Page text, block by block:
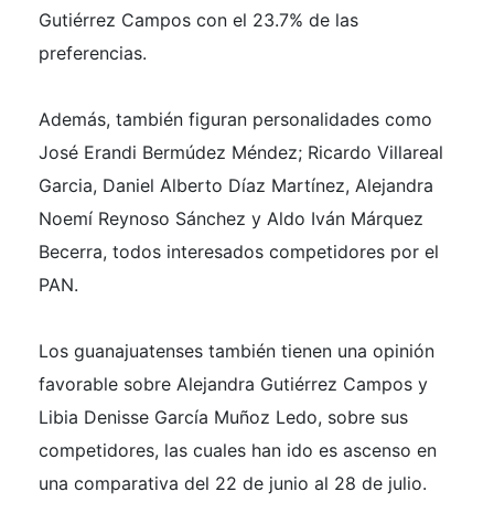
Gutiérrez Campos con el 23.7% de las
preferencias.
Además, también figuran personalidades como
José Erandi Bermúdez Méndez; Ricardo Villareal
Garcia, Daniel Alberto Díaz Martínez, Alejandra
Noemí Reynoso Sánchez y Aldo Iván Márquez
Becerra, todos interesados competidores por el
PAN.
Los guanajuatenses también tienen una opinión
favorable sobre Alejandra Gutiérrez Campos y
Libia Denisse García Muñoz Ledo, sobre sus
competidores, las cuales han ido es ascenso en
una comparativa del 22 de junio al 28 de julio.